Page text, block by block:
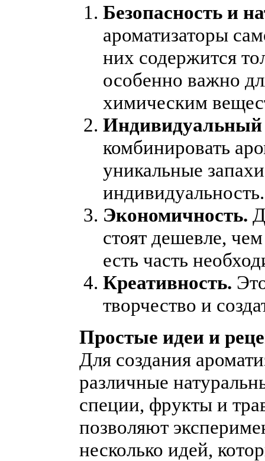
Безопасность и
ароматизаторы
них содержится
особенно важно
химическим
Индивидуальный
комбинировать
уникальные
индивидуальность.
Экономичность.
стоят дешевле,
есть часть
Креативность.
творчество и
Простые идеи и
Для создания
различные
специи, фрукты и
позволяют
несколько идей,